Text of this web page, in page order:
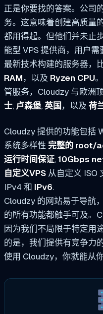
正是你要找的答案。公司
务。这意味着创建高质量
都用得起。但他们并未止
能型 VPS 提供商，用户
最新技术构建的服务器，
RAM，以及 Ryzen CPU
管服务，Cloudzy 与欧洲
士, 卢森堡, 英国 ，以及 荷
Cloudzy 提供的功能包括
系统多样性 完整的 root/
运行时间保证,10Gbps
自定义VPS 从自定义 ISO
IPv4 和 IPv6.
Cloudzy 的网站易于导航
的所有功能都触手可及。
因为我们不局限于特定用
的是，我们提供有竞争力
使用 Cloudzy，你就能从